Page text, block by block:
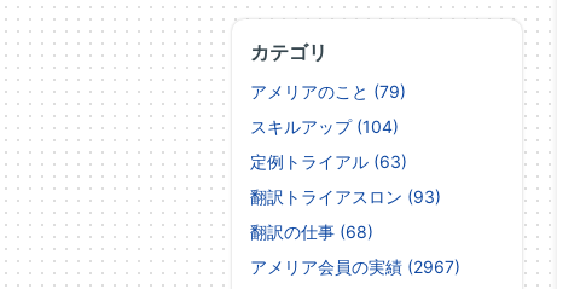
カテゴリ
アメリアのこと (79)
スキルアップ (104)
定例トライアル (63)
翻訳トライアスロン (93)
翻訳の仕事 (68)
アメリア会員の実績 (2967)